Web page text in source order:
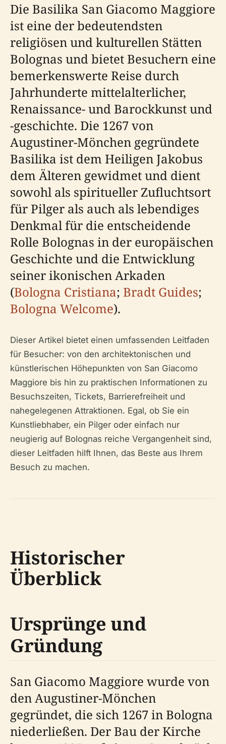
Die Basilika San Giacomo Maggiore
ist eine der bedeutendsten
religiösen und kulturellen Stätten
Bolognas und bietet Besuchern eine
bemerkenswerte Reise durch
Jahrhunderte mittelalterlicher,
Renaissance- und Barockkunst und
-geschichte. Die 1267 von
Augustiner-Mönchen gegründete
Basilika ist dem Heiligen Jakobus
dem Älteren gewidmet und dient
sowohl als spiritueller Zufluchtsort
für Pilger als auch als lebendiges
Denkmal für die entscheidende
Rolle Bolognas in der europäischen
Geschichte und die Entwicklung
seiner ikonischen Arkaden
(Bologna Cristiana; Bradt Guides;
Bologna Welcome).
Dieser Artikel bietet einen umfassenden Leitfaden
für Besucher: von den architektonischen und
künstlerischen Höhepunkten von San Giacomo
Maggiore bis hin zu praktischen Informationen zu
Besuchszeiten, Tickets, Barrierefreiheit und
nahegelegenen Attraktionen. Egal, ob Sie ein
Kunstliebhaber, ein Pilger oder einfach nur
neugierig auf Bolognas reiche Vergangenheit sind,
dieser Leitfaden hilft Ihnen, das Beste aus Ihrem
Besuch zu machen.
Historischer
Überblick
Ursprünge und
Gründung
San Giacomo Maggiore wurde von
den Augustiner-Mönchen
gegründet, die sich 1267 in Bologna
niederließen. Der Bau der Kirche